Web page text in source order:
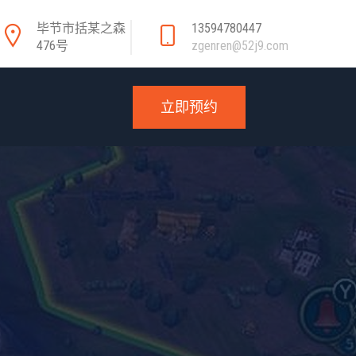
毕节市括某之森
476号
13594780447
zgenren@52j9.com
立即预约